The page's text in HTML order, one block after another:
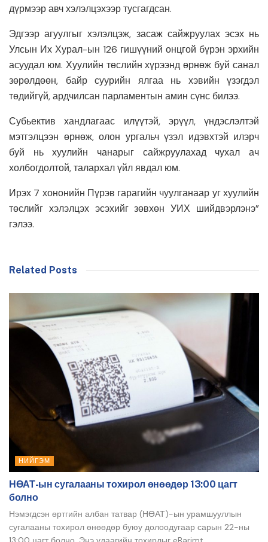
дүрмээр авч хэлэлцэхээр тусгагдсан.
Эдгээр агуулгыг хэлэлцэж, засаж сайжруулах эсэх нь
Улсын Их Хурал-ын 126 гишүүний онцгой бүрэн эрхийн
асуудал юм. Хуулийн төслийн хүрээнд өрнөж буй санал
зөрөлдөөн, байр суурийн ялгаа нь хэвийн үзэгдэл
төдийгүй, ардчилсан парламентын амин сүнс билээ.
Субьектив хандлагаас илүүтэй, эрүүл, үндэслэлтэй
мэтгэлцээн өрнөж, олон ургальч үзэл идэвхтэй илэрч
буй нь хуулийн чанарыг сайжруулахад чухал ач
холбогдолтой, талархал үйл явдал юм.
Ирэх 7 хононийн Пүрэв гарагийн чуулганаар уг хуулийн
төслийг хэлэлцэх эсэхийг зөвхөн УИХ шийдвэрлэнэ”
гэлээ.
Related Posts
НИЙГЭМ
НӨАТ-ын сугалааны тохирол өнөөдөр 13:00 цагт
болно
Нэмэгдсэн өртгийн албан татвар (НӨАТ)-ын урамшууллын
сугалааны тохирол өнөөдөр буюу долоодугаар сарын 22-ны